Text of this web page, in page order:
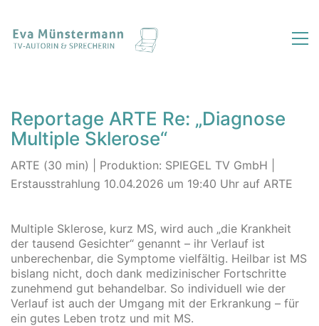
Reportage ARTE Re: „Diagnose
Multiple Sklerose“
ARTE (30 min) | Produktion: SPIEGEL TV GmbH |
Erstausstrahlung 10.04.2026 um 19:40 Uhr auf ARTE
Multiple Sklerose, kurz MS, wird auch „die Krankheit
der tausend Gesichter“ genannt – ihr Verlauf ist
unberechenbar, die Symptome vielfältig. Heilbar ist MS
bislang nicht, doch dank medizinischer Fortschritte
zunehmend gut behandelbar. So individuell wie der
Verlauf ist auch der Umgang mit der Erkrankung – für
ein gutes Leben trotz und mit MS.